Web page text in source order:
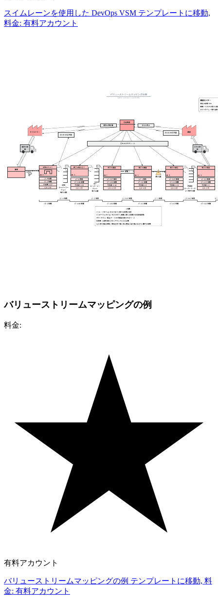
スイムレーンを使用した DevOps VSM テンプレートに移動,
料金: 有料アカウント
バリューストリームマッピングの例
料金:
有料アカウント
バリューストリームマッピングの例 テンプレートに移動, 料
金: 有料アカウント